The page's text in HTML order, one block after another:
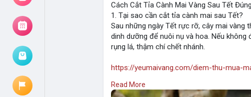
My events
Cách Cắt Tỉa Cành Mai Vàng Sau Tết
1. Tại sao cần cắt tỉa cành mai sau Tết?
Sau những ngày Tết rực rỡ, cây mai
dinh dưỡng để nuôi nụ và hoa. Nếu
rụng lá, thậm chí chết nhánh.
https://yeumaivang.com/diem-thu-mua-
https://yeumaivang.com/nguon-cung-
Read More